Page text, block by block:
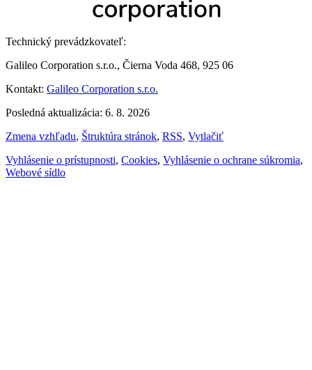
Technický prevádzkovateľ:
Galileo Corporation s.r.o., Čierna Voda 468, 925 06
Kontakt: Galileo Corporation s.r.o.
Posledná aktualizácia: 6. 8. 2026
Zmena vzhľadu, Štruktúra stránok, RSS, Vytlačiť
Vyhlásenie o prístupnosti, Cookies, Vyhlásenie o ochrane súkromia,
Webové sídlo